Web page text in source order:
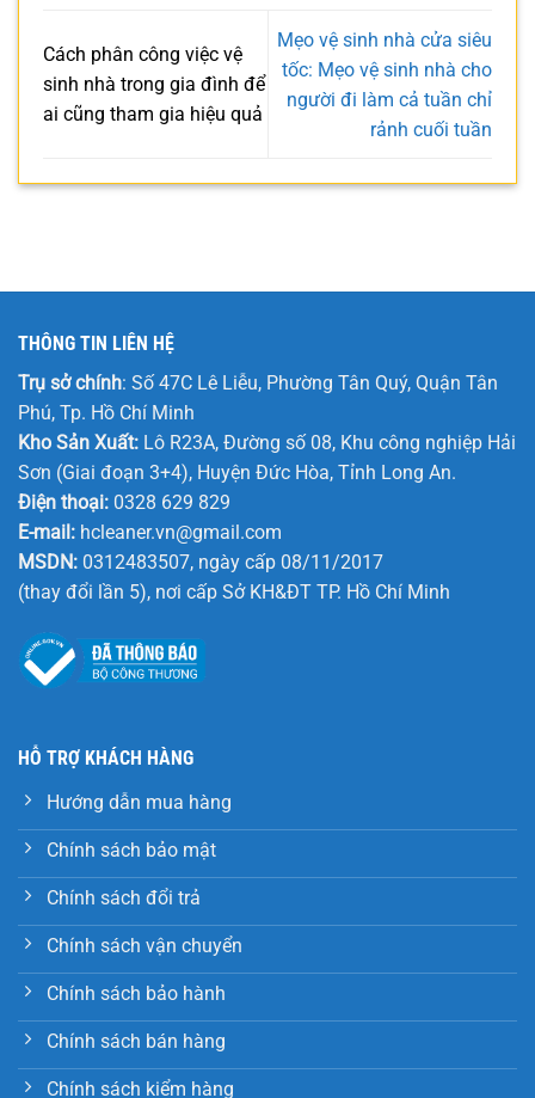
Cách phân công việc vệ
sinh nhà trong gia đình để
ai cũng tham gia hiệu quả
Mẹo vệ sinh nhà cửa siêu
tốc: Mẹo vệ sinh nhà cho
người đi làm cả tuần chỉ
rảnh cuối tuần
THÔNG TIN LIÊN HỆ
Trụ sở chính: Số 47C Lê Liễu, Phường Tân Quý, Quận Tân
Phú, Tp. Hồ Chí Minh
Kho Sản Xuất: Lô R23A, Đường số 08, Khu công nghiệp Hải
Sơn (Giai đoạn 3+4), Huyện Đức Hòa, Tỉnh Long An.
Điện thoại: 0328 629 829
E-mail: hcleaner.vn@gmail.com
MSDN: 0312483507, ngày cấp 08/11/2017
(thay đổi lần 5), nơi cấp Sở KH&ĐT TP. Hồ Chí Minh
HỖ TRỢ KHÁCH HÀNG
Hướng dẫn mua hàng
Chính sách bảo mật
Chính sách đổi trả
Chính sách vận chuyển
Chính sách bảo hành
Chính sách bán hàng
Chính sách kiểm hàng